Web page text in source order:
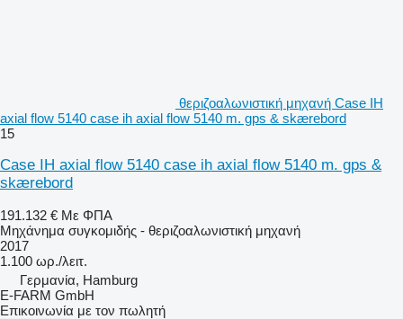
θεριζοαλωνιστική μηχανή Case IH
axial flow 5140 case ih axial flow 5140 m. gps & skærebord
15
Case IH axial flow 5140 case ih axial flow 5140 m. gps &
skærebord
191.132 € Με ΦΠΑ
Μηχάνημα συγκομιδής - θεριζοαλωνιστική μηχανή
2017
1.100 ωρ./λειτ.
Γερμανία, Hamburg
E-FARM GmbH
Επικοινωνία με τον πωλητή